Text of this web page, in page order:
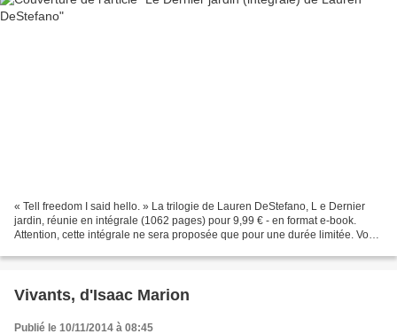
« Tell freedom I said hello. » La trilogie de Lauren DeStefano, L e Dernier
jardin, réunie en intégrale (1062 pages) pour 9,99 € - en format e-book.
Attention, cette intégrale ne sera proposée que pour une durée limitée. Vous
Vivants, d'Isaac Marion
Publié le 10/11/2014 à 08:45